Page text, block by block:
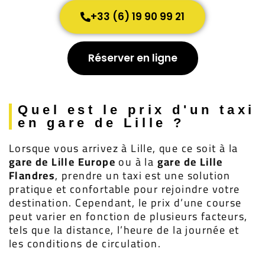
+33 (6) 19 90 99 21
Réserver en ligne
Quel est le prix d'un taxi
en gare de Lille ?
Lorsque vous arrivez à Lille, que ce soit à la
gare de Lille Europe ou à la gare de Lille
Flandres, prendre un taxi est une solution
pratique et confortable pour rejoindre votre
destination. Cependant, le prix d’une course
peut varier en fonction de plusieurs facteurs,
tels que la distance, l’heure de la journée et
les conditions de circulation.